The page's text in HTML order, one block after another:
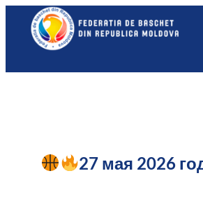
Перейти
содержимому
27 мая 2026